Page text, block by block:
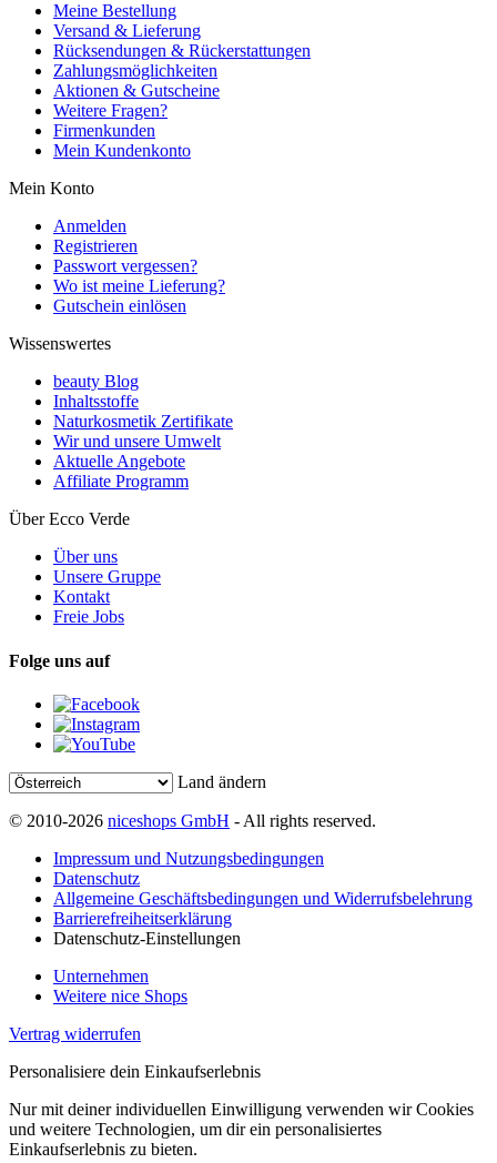
Meine Bestellung
Versand & Lieferung
Rücksendungen & Rückerstattungen
Zahlungsmöglichkeiten
Aktionen & Gutscheine
Weitere Fragen?
Firmenkunden
Mein Kundenkonto
Mein Konto
Anmelden
Registrieren
Passwort vergessen?
Wo ist meine Lieferung?
Gutschein einlösen
Wissenswertes
beauty Blog
Inhaltsstoffe
Naturkosmetik Zertifikate
Wir und unsere Umwelt
Aktuelle Angebote
Affiliate Programm
Über Ecco Verde
Über uns
Unsere Gruppe
Kontakt
Freie Jobs
Folge uns auf
Land ändern
© 2010-2026 niceshops GmbH - All rights reserved.
Impressum und Nutzungsbedingungen
Datenschutz
Allgemeine Geschäftsbedingungen und Widerrufsbelehrung
Barrierefreiheitserklärung
Datenschutz-Einstellungen
Unternehmen
Weitere nice Shops
Vertrag widerrufen
Personalisiere dein Einkaufserlebnis
Nur mit deiner individuellen Einwilligung verwenden wir Cookies
und weitere Technologien, um dir ein personalisiertes
Einkaufserlebnis zu bieten.